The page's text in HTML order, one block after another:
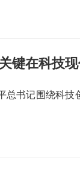
键在科技
总书记围绕科